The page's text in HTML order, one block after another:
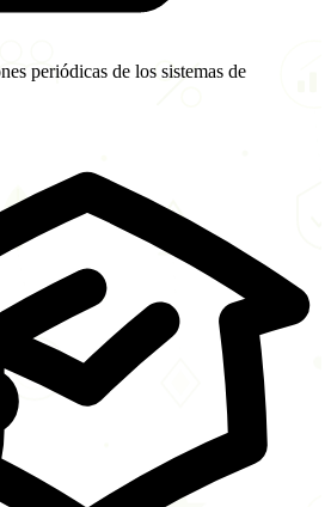
periódicas de los sistemas de